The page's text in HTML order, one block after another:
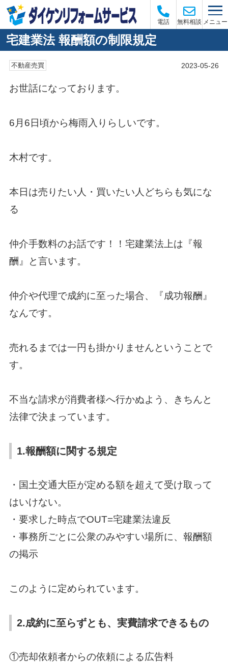
電話 無料相談 メニュー
宅建業法 報酬額の制限規定
不動産売買 2023-05-26
お世話になっております。
6月6日頃から梅雨入りらしいです。
木村です。
本日は売りたい人・買いたい人どちらも気にな
る
仲介手数料のお話です！！宅建業法上は『報
酬』と言います。
仲介や代理で成約に至った場合、『成功報酬』
なんです。
売れるまでは一円も掛かりませんということで
す。
不当な請求が消費者様へ行かぬよう、きちんと
法律で決まっています。
1.報酬額に関する規定
・国土交通大臣が定める額を超えて受け取って
はいけない。
・要求した時点でOUT=宅建業法違反
・事務所ごとに公衆のみやすい場所に、報酬額
の掲示
このように定められています。
2.成約に至らずとも、実費請求できるもの
①売却依頼者からの依頼による広告料